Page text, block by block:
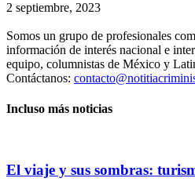
2 septiembre, 2023
Somos un grupo de profesionales
información de interés nacional e
equipo, columnistas de México y
Contáctanos:
Incluso más noticias
El viaje y sus sombras: